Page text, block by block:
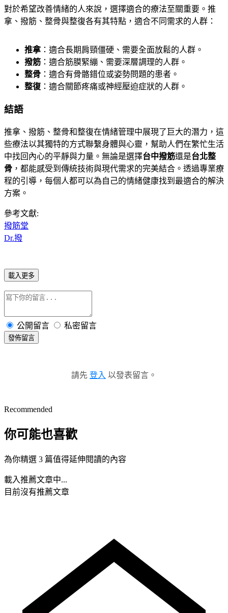
對於希望改善情緒的人來說，選擇適合的療法至關重要。推
拿、撥筋、整骨與整復各有其特點，適合不同需求的人群：
推拿 ：適合長期肩頸僵硬、需要全面放鬆的人群。
撥筋 ：適合筋膜緊繃、需要深層調理的人群。
整骨 ：適合有骨骼錯位或姿勢問題的患者。
整復 ：適合關節疼痛或神經壓迫症狀的人群。
結語
推拿、撥筋、整骨和整復在情緒管理中展現了巨大的潛力，這
些療法以其獨特的方式聯繫身體與心靈，幫助人們在繁忙生活
中找回內心的平靜與力量。無論是選擇台中撥筋還是台北整
骨 ，都能感受到傳統技術與現代需求的完美結合。透過專業療
程的引導，每個人都可以為自己的情緒健康找到最適合的解決
方案。
參考文獻:
撥筋堂
Dr.撥
載入更多
公開留言 私密留言
發佈留言
請先 登入 以發表留言。
Recommended
你可能也喜歡
為你精選 3 篇值得延伸閱讀的內容
載入推薦文章中...
目前沒有推薦文章